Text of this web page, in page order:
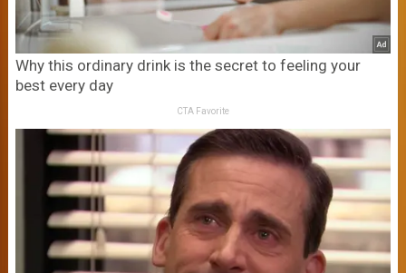
Why this ordinary drink is the secret to feeling your
best every day
CTA Favorite